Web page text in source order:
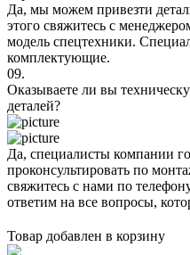
Да, мы можем привезти
этого свяжитесь с
модель спецтехники.
комплектующие.
09.
Оказываете ли вы
деталей?
Да, специалисты компании
проконсультировать по
свяжитесь с нами по
ответим на все вопросы,
Товар добавлен в корзину